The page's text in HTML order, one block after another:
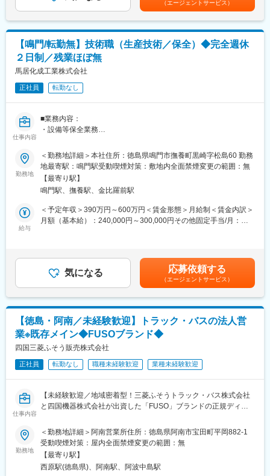
◎週1回の英会話レッスンや資格取得支援制度あり
◎年間休日125日・土日祝休み・残業月5～10時間程度と働きやす
い環境
◎転勤なし。地域に根差して長期的なキャリアを築ける
■想定されるキャリアパス
貿易事務のスペシャリストや、将来的には営業やマネジメントな
ど多様なキャリアに挑戦可能。安定した環境で長期就業を目指せ
■企業の特徴/魅力
板ガラス加工機の分野で高いシェアを持ち、業界内で確かな実績
変更の範囲：会社の定める業務
◇内装コーディネートの相談
◇インテリアの取り付けの確認など
※支店以外での展示場での打ち合わせもあります。
※月に1～2件からスタートし、将来は4～5件担当
■入社後の流れ：
1ヶ月まで／初期研修（パソコン入力方法・商品内容・事務作業）
2～6ヵ月／現場でのOJT、先輩に同行
※慣れるまでは、先輩社員が同席します。
◇働く環境
20代～40代が多く、子育て中やママも活躍しています。
産休育休やゆとり休暇などしっかり休める環境です。
◇スキルUP支援もしっかり！（取得祝い金も、資格手当）
30,000円
資格手当は月2000円です。
■当社の魅力：
◎【積水化学グループ】の安定企業で充実待遇◎長く働ける環境
です。
◎休日もしっかりあるので両立して働けます。
◎ジョブローテーション制度もあるのでステップUP可能。
◎働き方としては、年末年始の大型連休など長期休暇を確保して
おり、長期休暇には、会員制リゾートホテル「エクシブ」を利用
してゆっくりした時間を楽しんでいる先輩もいます。
あり、選考を通じて上下する可能性があります。月給(月額)は固定
手当を含めた表記です。
（エージェントサービス）
【鳴門/転勤無】技術職（生産技術／保全）◆完全週休
２日制／残業ほぼ無
馬居化成工業株式会社
正社員 転勤なし
仕事内容
■業務内容：
・設備等保全業務
・新規設備導入
・生産ラインの改善活動 等
■同社の特徴：
・１５９９年創始、４２５年を超える歴史を持つ徳島最古の企業
・硫酸マグネシウム製造・販売 日本Ｎｏ．１
・動物用医薬品・土木製品を自社開発
くりをしています。【硫酸マグネシウム】製造販売日本シェア
No.1(※自社調べ)硫酸マグネシウムはバスソルト、食品添加物、医
薬品、肥料等の原料に使用されております。【NEHAN TOKYO】
評価され、有名百貨店や有名ホテルのスパなどでの採用実績があ
ります。 【リアクトライズ(＋カルサプリ)】2017年、NETIS(国交
省新技術提供システム)に登録。コンクリートの劣化防止・再生に
使用される薬剤で、従来の工法と比較して施工工程の削減と日数
短縮といった効果があります。【シルキーディップ】動物用医薬
品。乳牛の乳房炎予防とナチュラルで健康的な乳頭の実現をお手
伝いすることをコンセプトにした純国産の乳頭にやさしい、純国
産のプレディップ・ポストディップ両用の殺菌消毒剤です。
変更の範囲：会社の定める業務
勤務地
＜勤務地詳細＞本社住所：徳島県鳴門市撫養町黒崎字松島60 勤務
地最寄駅：鳴門駅受動喫煙対策：敷地内全面禁煙変更の範囲：無
【最寄り駅】
鳴門駅、撫養駅、金比羅前駅
給与
＜予定年収＞390万円～600万円＜賃金形態＞月給制＜賃金内訳＞
月額（基本給）：240,000円～300,000円その他固定手当/月：
4ヶ月程度（前年度実績）■昇給あり：年1回賃金はあくまでも目
安の金額であり、選考を通じて上下する可能性があります。月給
(月額)は固定手当を含めた表記です。
気になる 応募依頼する
（エージェントサービス）
【徳島・阿南／未経験歓迎】トラック・バスの法人営
業※既存メイン◆FUSOブランド◆
四国三菱ふそう販売株式会社
正社員 転勤なし 職種未経験歓迎 業種未経験歓迎
仕事内容
【未経験歓迎／地域密着型！三菱ふそうトラック・バス株式会社
と四国機器株式会社が出資した「FUSO」ブランドの正規ディー
能な環境です／転勤なし】
■業務概要：
同社にて法人のお客様向けに自動車（主に1.5トン～大型までのト
ラック・バス）の提案からアフターフォローまで定期的なヒアリ
勤務地
＜勤務地詳細＞阿南営業所住所：徳島県阿南市宝田町平岡882-1
受動喫煙対策：屋内全面禁煙変更の範囲：無
【最寄り駅】
西原駅(徳島県)、阿南駅、阿波中島駅